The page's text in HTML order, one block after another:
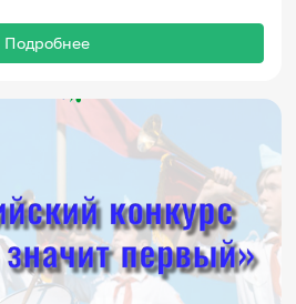
Подробнее